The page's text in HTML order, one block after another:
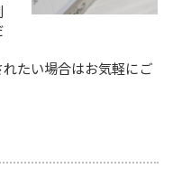
たい場合はお気軽にご